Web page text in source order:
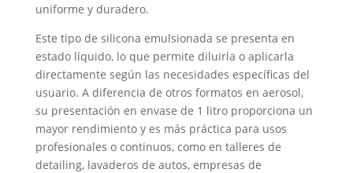
uniforme y duradero.
Este tipo de silicona emulsionada se presenta en
estado líquido, lo que permite diluirla o aplicarla
directamente según las necesidades específicas del
usuario. A diferencia de otros formatos en aerosol,
su presentación en envase de 1 litro proporciona un
mayor rendimiento y es más práctica para usos
profesionales o continuos, como en talleres de
detailing, lavaderos de autos, empresas de